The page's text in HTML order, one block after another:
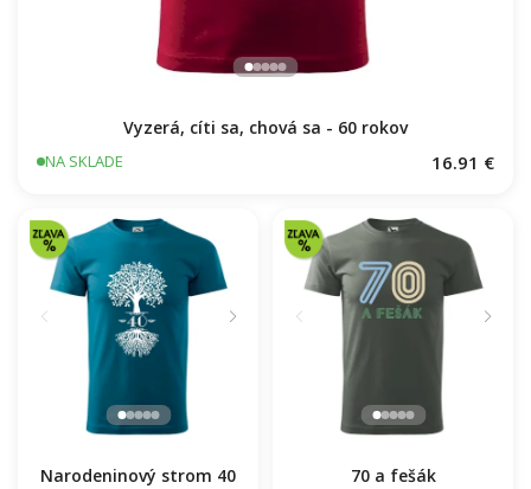
Vyzerá, cíti sa, chová sa - 60 rokov
NA SKLADE 16.91 €
Narodeninový strom 40 70 a fešák